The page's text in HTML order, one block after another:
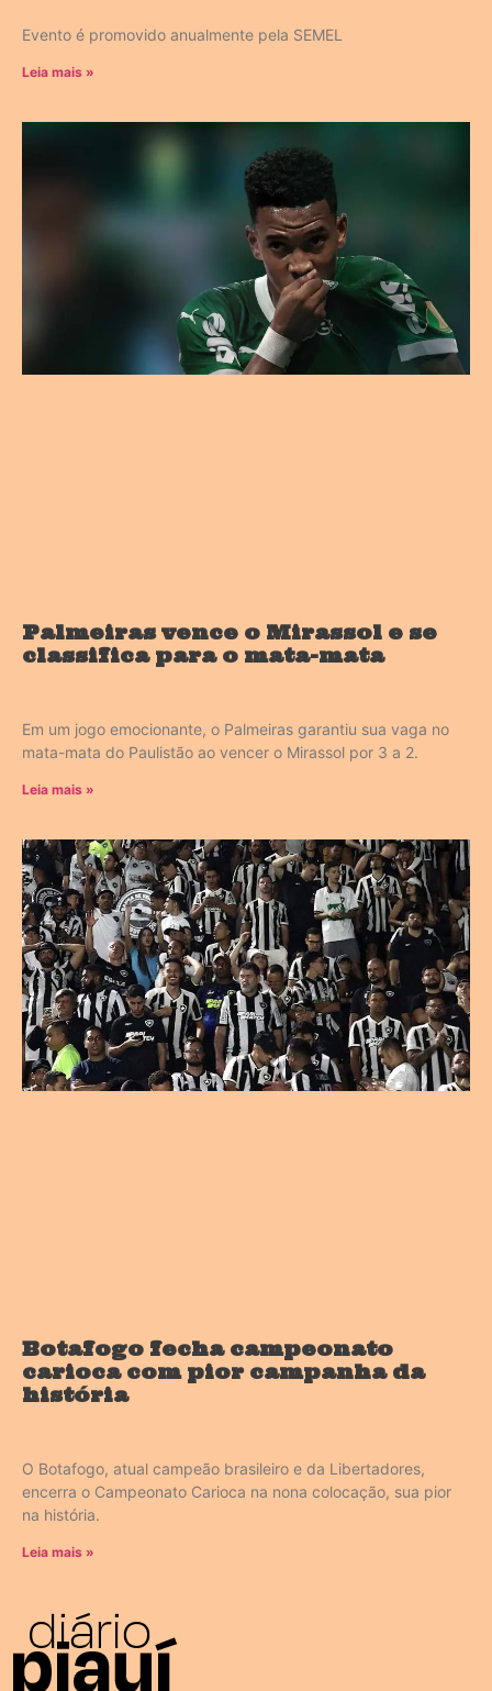
Evento é promovido anualmente pela SEMEL
Leia mais »
Palmeiras vence o Mirassol e se
classifica para o mata-mata
Em um jogo emocionante, o Palmeiras garantiu sua vaga no
mata-mata do Paulistão ao vencer o Mirassol por 3 a 2.
Leia mais »
Botafogo fecha campeonato
carioca com pior campanha da
história
O Botafogo, atual campeão brasileiro e da Libertadores,
encerra o Campeonato Carioca na nona colocação, sua pior
na história.
Leia mais »